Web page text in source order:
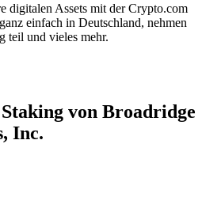
digitalen Assets mit der Crypto.com
einfach in Deutschland, nehmen
teil und vieles mehr.
von Broadridge
Inc.